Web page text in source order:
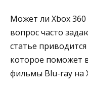
Может ли Xbox
вопрос часто
статье
которое поможет
фильмы Blu-ray на